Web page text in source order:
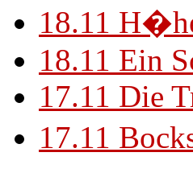
18.11
18.11 Ein
17.11 Die
17.11